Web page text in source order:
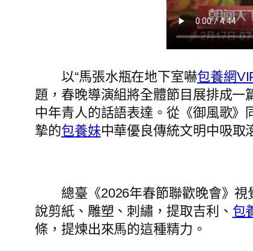
以“馬張水瓶在地下室嚇包養網
題，春晚導演組將全體節目展排成一
中年青人的話語表達。從《御風歌
摯的包養妹中華優良傳統文明中吸取
總臺《2026年春節聯歡晚會》
說剪紙、雕塑、刺繡，提取吉利、 包
條，提煉出來馬的這種精力。